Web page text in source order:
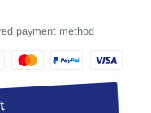
payment method